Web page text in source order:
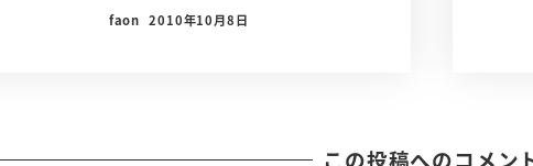
faon 2010年10月8日
この投稿へのコメン